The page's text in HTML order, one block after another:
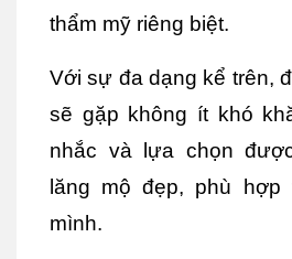
thẩm mỹ riêng biệt.
Với sự đa dạng kể trên,
sẽ gặp không ít khó
nhắc và lựa chọn
lăng mộ đẹp, phù
mình.